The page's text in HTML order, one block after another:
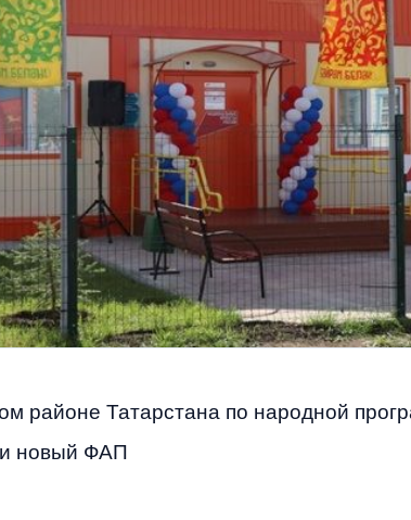
районе Татарстана по народной
новый ФАП